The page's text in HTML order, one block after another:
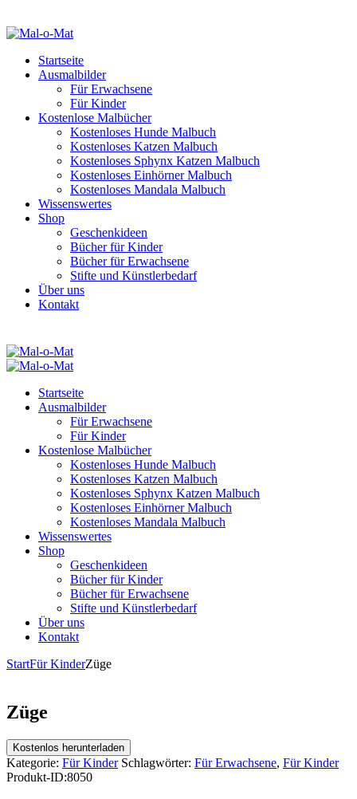
Startseite
Ausmalbilder
Für Erwachsene
Für Kinder
Kostenlose Malbücher
Kostenloses Hunde Malbuch
Kostenloses Katzen Malbuch
Kostenloses Sphynx Katzen Malbuch
Kostenloses Einhörner Malbuch
Kostenloses Mandala Malbuch
Wissenswertes
Shop
Geschenkideen
Bücher für Kinder
Bücher für Erwachsene
Stifte und Künstlerbedarf
Über uns
Kontakt
Startseite
Ausmalbilder
Für Erwachsene
Für Kinder
Kostenlose Malbücher
Kostenloses Hunde Malbuch
Kostenloses Katzen Malbuch
Kostenloses Sphynx Katzen Malbuch
Kostenloses Einhörner Malbuch
Kostenloses Mandala Malbuch
Wissenswertes
Shop
Geschenkideen
Bücher für Kinder
Bücher für Erwachsene
Stifte und Künstlerbedarf
Über uns
Kontakt
StartFür KinderZüge
Züge
Kostenlos herunterladen
Kategorie: Für Kinder Schlagwörter: Für Erwachsene, Für Kinder
Produkt-ID:8050